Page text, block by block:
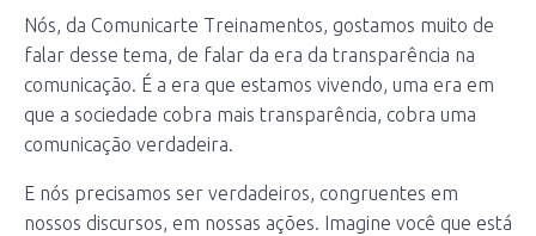
Nós, da Comunicarte Treinamentos, gostamos muito de
falar desse tema, de falar da era da transparência na
comunicação. É a era que estamos vivendo, uma era em
que a sociedade cobra mais transparência, cobra uma
comunicação verdadeira.
E nós precisamos ser verdadeiros, congruentes em
nossos discursos, em nossas ações. Imagine você que está